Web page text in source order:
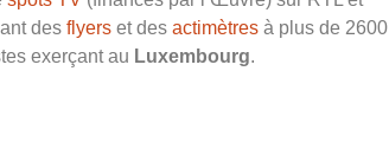
des flyers et des actimètres à plus de 2600
exerçant au Luxembourg.